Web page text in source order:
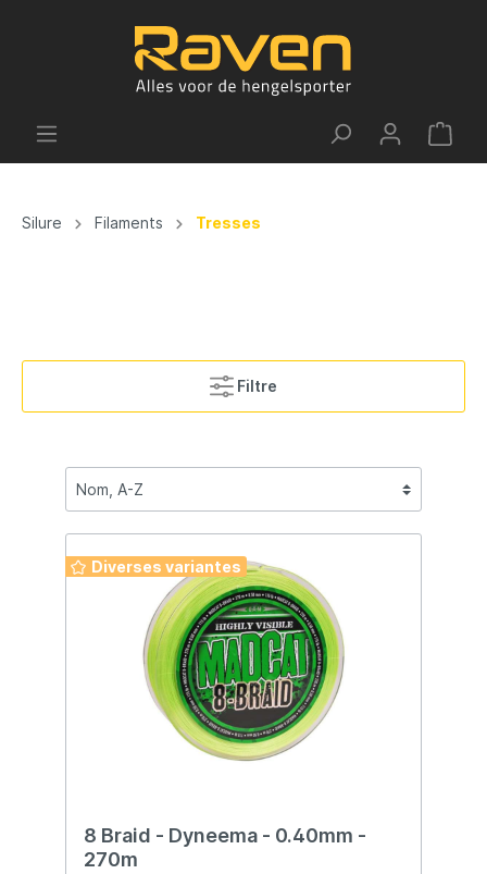
Silure Filaments Tresses
Filtre
Diverses variantes
8 Braid - Dyneema - 0.40mm -
270m